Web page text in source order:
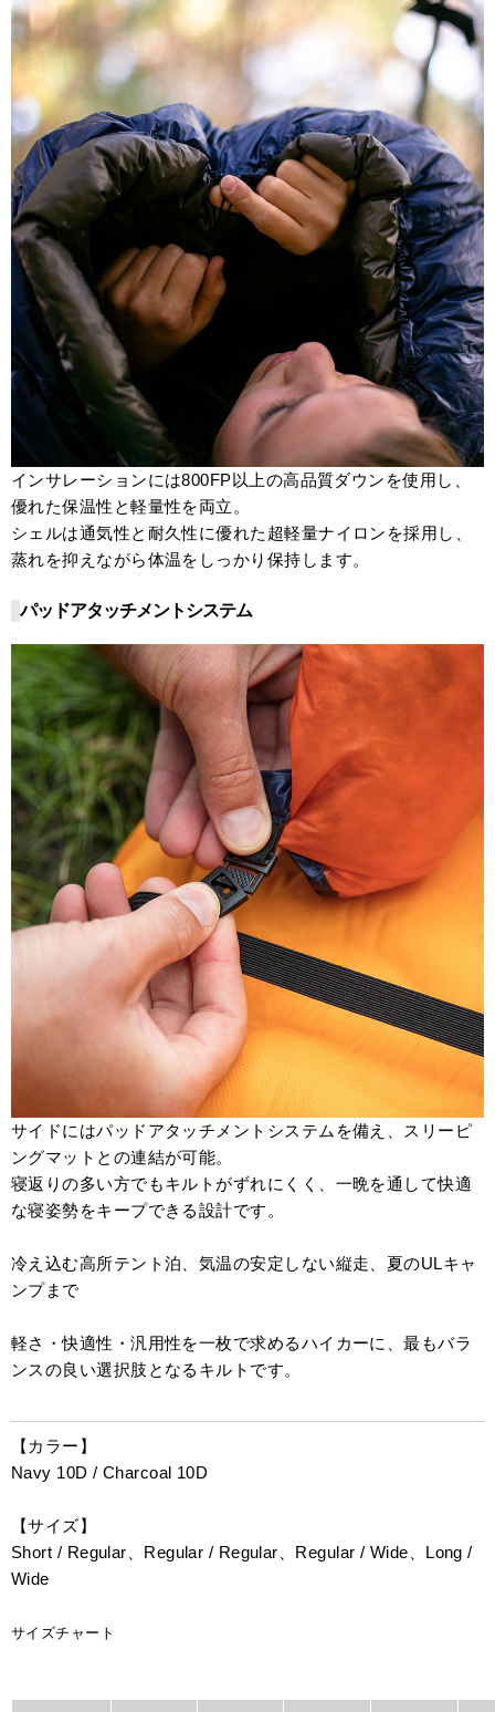
インサレーションには800FP以上の高品質ダウンを使用し、
優れた保温性と軽量性を両立。
シェルは通気性と耐久性に優れた超軽量ナイロンを採用し、
蒸れを抑えながら体温をしっかり保持します。
パッドアタッチメントシステム
サイドにはパッドアタッチメントシステムを備え、スリーピ
ングマットとの連結が可能。
寝返りの多い方でもキルトがずれにくく、一晩を通して快適
な寝姿勢をキープできる設計です。
冷え込む高所テント泊、気温の安定しない縦走、夏のULキャ
ンプまで
軽さ・快適性・汎用性を一枚で求めるハイカーに、最もバラ
ンスの良い選択肢となるキルトです。
【カラー】
Navy 10D / Charcoal 10D
【サイズ】
Short / Regular、Regular / Regular、Regular / Wide、Long /
Wide
サイズチャート